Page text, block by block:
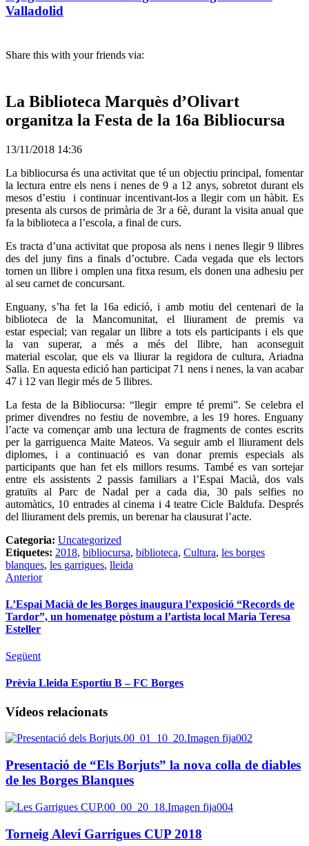
Valladolid
Share this with your friends via:
La Biblioteca Marquès d’Olivart
organitza la Festa de la 16a Bibliocursa
13/11/2018 14:36
La bibliocursa és una activitat que té un objectiu principal, fomentar
la lectura entre els nens i nenes de 9 a 12 anys, sobretot durant els
mesos d’estiu i continuar incentivant-los a llegir com un hàbit. Es
presenta als cursos de primària de 3r a 6è, durant la visita anual que
fa la biblioteca a l’escola, a final de curs.
Es tracta d’una activitat que proposa als nens i nenes llegir 9 llibres
des del juny fins a finals d’octubre. Cada vegada que els lectors
tornen un llibre i omplen una fitxa resum, els donen una adhesiu per
al seu carnet de concursant.
Enguany, s’ha fet la 16a edició, i amb motiu del centenari de la
biblioteca de la Mancomunitat, el lliurament de premis va
estar especial; van regalar un llibre a tots els participants i els que
la van superar, a més a més del llibre, han aconseguit
material escolar, que els va lliurar la regidora de cultura, Ariadna
Salla. En aquesta edició han participat 71 nens i nenes, la van acabar
47 i 12 van llegir més de 5 llibres.
La festa de la Bibliocursa: “llegir empre té premi”. Se celebra el
primer divendres no festiu de novembre, a les 19 hores. Enguany
l’acte va començar amb una lectura de fragments de contes escrits
per la garriguenca Maite Mateos. Va seguir amb el lliurament dels
diplomes, i a continuació es van donar premis especials als
participants que han fet els millors resums. També es van sortejar
entre els assistents 2 passis familiars a l’Espai Macià, dos vals
gratuïts al Parc de Nadal per a cada dia, 30 pals selfies no
automàtics, 10 entrades al cinema i 4 teatre Cicle Baldufa. Després
del lliurament dels premis, un berenar ha clausurat l’acte.
Categoria: Uncategorized
Etiquetes: 2018, bibliocursa, biblioteca, Cultura, les borges
blanques, les garrigues, lleida
Anterior
L’Espai Macià de les Borges inaugura l’exposició “Records de
Tardor”, un homenatge pòstum a l’artista local Maria Teresa
Esteller
Següent
Prèvia Lleida Esportiu B – FC Borges
Vídeos relacionats
Presentació de “Els Borjuts” la nova colla de diables
de les Borges Blanques
Torneig Aleví Garrigues CUP 2018